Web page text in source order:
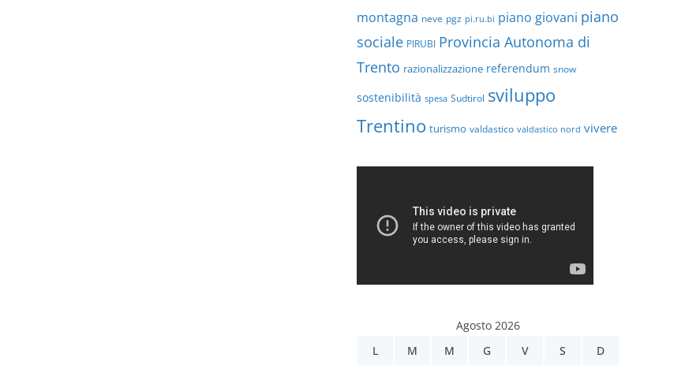
montagna neve pgz pi.ru.bi piano giovani piano
sociale PIRUBI Provincia Autonoma di
Trento razionalizzazione referendum snow
sostenibilità spesa Sudtirol sviluppo
Trentino turismo valdastico valdastico nord vivere
Agosto 2026
L
M M G V S D